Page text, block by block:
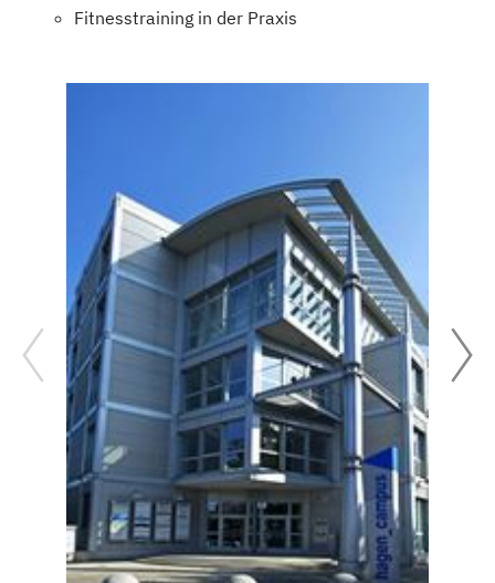
Fitnesstraining in der Praxis